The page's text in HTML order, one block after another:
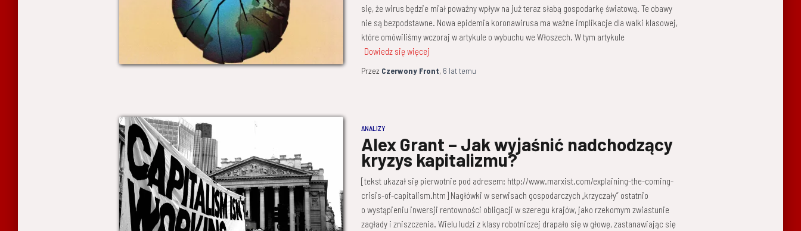
się, że wirus będzie miał poważny wpływ na już teraz słabą gospodarkę światową. Te obawy
nie są bezpodstawne. Nowa epidemia koronawirusa ma ważne implikacje dla walki klasowej,
które omówiliśmy wczoraj w artykule o wybuchu we Włoszech. W tym artykule
Dowiedz się więcej
Przez Czerwony Front, 6 lattemu
ANALIZY
Alex Grant – Jak wyjaśnić nadchodzący
kryzys kapitalizmu?
[tekst ukazał się pierwotnie pod adresem: http://www.marxist.com/explaining-the-coming-
crisis-of-capitalism.htm] Nagłówki w serwisach gospodarczych „krzyczały” ostatnio
o wystąpieniu inwersji rentowności obligacji w szeregu krajów, jako rzekomym zwiastunie
zagłady i zniszczenia. Wielu ludzi z klasy robotniczej drapało się w głowę, zastanawiając się